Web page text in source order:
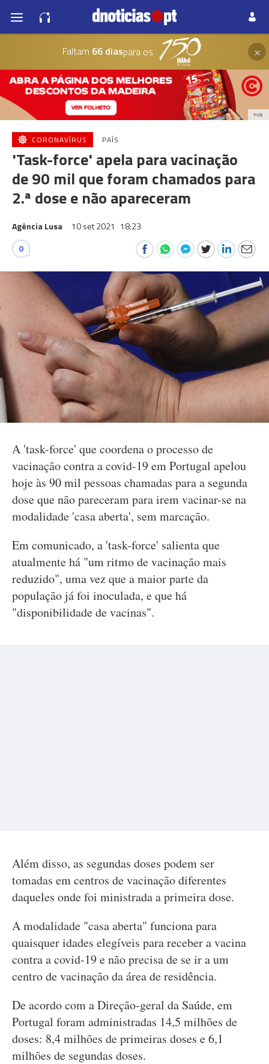
Faltam 66 diaspara os ×
PUB
CORONAVÍRUS PAÍS
'Task-force' apela para vacinação
de 90 mil que foram chamados para
2.ª dose e não apareceram
Agência Lusa 10 set 2021 18:23
0
A 'task-force' que coordena o processo de
vacinação contra a covid-19 em Portugal apelou
hoje às 90 mil pessoas chamadas para a segunda
dose que não pareceram para irem vacinar-se na
modalidade 'casa aberta', sem marcação.
Em comunicado, a 'task-force' salienta que
atualmente há "um ritmo de vacinação mais
reduzido", uma vez que a maior parte da
população já foi inoculada, e que há
"disponibilidade de vacinas".
Além disso, as segundas doses podem ser
tomadas em centros de vacinação diferentes
daqueles onde foi ministrada a primeira dose.
A modalidade "casa aberta" funciona para
quaisquer idades elegíveis para receber a vacina
contra a covid-19 e não precisa de se ir a um
centro de vacinação da área de residência.
De acordo com a Direção-geral da Saúde, em
Portugal foram administradas 14,5 milhões de
doses: 8,4 milhões de primeiras doses e 6,1
milhões de segundas doses.